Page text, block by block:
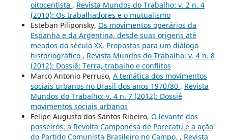
oitocentista , Revista Mundos do Trabalho: v. 2 n. 4
(2010): Os trabalhadores e o mutualismo
Esteban Piliponsky, Os movimentos operários da
Espanha e da Argentina, desde suas origens até
meados do século XX. Propostas para um diálogo
historiográfico , Revista Mundos do Trabalho: v. 4 n. 8
(2012): Dossiê: Terra, trabalho e conflitos
Marco Antonio Perruso, A temática dos movimentos
sociais urbanos no Brasil dos anos 1970/80 , Revista
Mundos do Trabalho: v. 4 n. 7 (2012): Dossiê
movimentos sociais urbanos
Felipe Augusto dos Santos Ribeiro, O levante dos
posseiros: a Revolta Camponesa de Porecatu e a ação
do Partido Comunista Brasileiro no Campo. , Revista